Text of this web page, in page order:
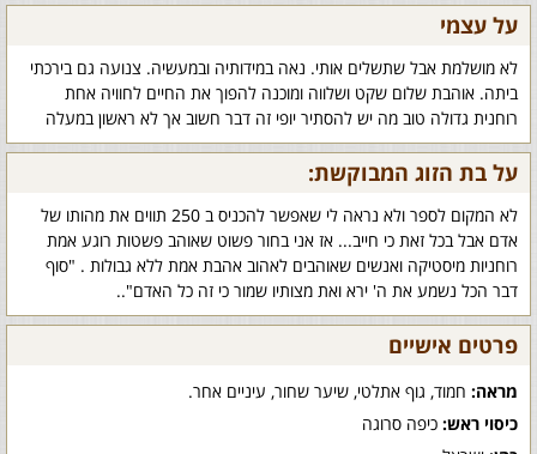
על עצמי
לא מושלמת אבל שתשלים אותי. נאה במידותיה ובמעשיה. צנועה גם בירכתי
ביתה. אוהבת שלום שקט ושלווה ומוכנה להפוך את החיים לחוויה אחת
רוחנית גדולה טוב מה יש להסתיר יופי זה דבר חשוב אך לא ראשון במעלה
על בת הזוג המבוקשת:
לא המקום לספר ולא נראה לי שאפשר להכניס ב 250 תווים את מהותו של
אדם אבל בכל זאת כי חייב... אז אני בחור פשוט שאוהב פשטות רוגע אמת
רוחניות מיסטיקה ואנשים שאוהבים לאהוב אהבת אמת ללא גבולות . "סוף
דבר הכל נשמע את ה' ירא ואת מצותיו שמור כי זה כל האדם"..
פרטים אישיים
מראה: חמוד, גוף אתלטי, שיער שחור, עיניים אחר.
כיסוי ראש: כיפה סרוגה